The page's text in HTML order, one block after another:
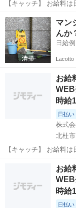
【キャッチ】 お給料
OK！「一般事務/WEB
20代～40代のスタッフが多数活躍中★ 【
豊富★未経験で働い...
山梨 北杜市
マン
んか
Lacotto
お給
時給
日払い
北杜市
【キャッチ】 お給料
OK！「自動車部品の
スタッフが多数活躍中★ 【コメント】 製造のお仕事が豊富★未経
働いてみたい方も大歓
一
お給
時給
日払い